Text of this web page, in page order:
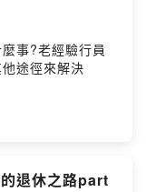
事?老經驗行員
途徑來解決
退休之路part